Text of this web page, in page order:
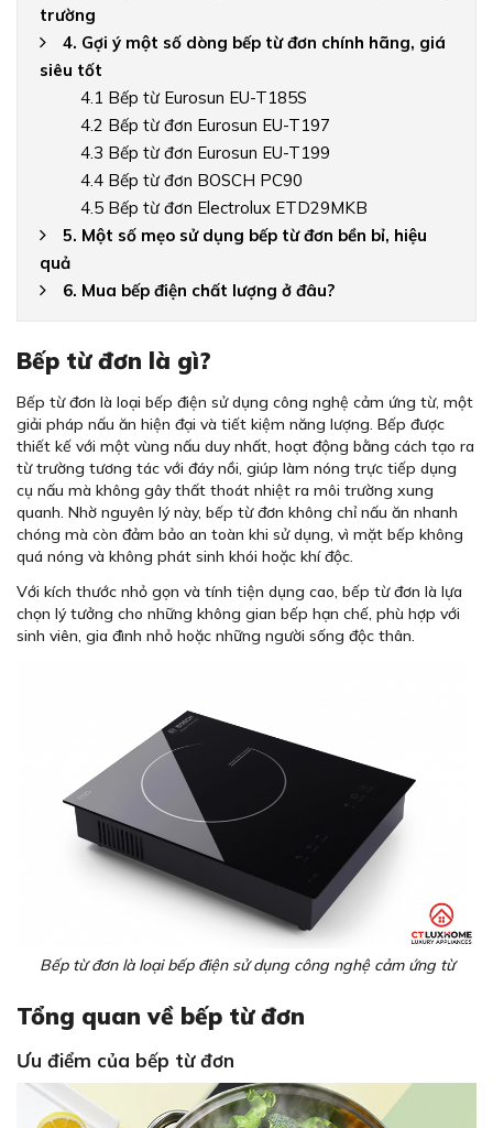
trường
4. Gợi ý một số dòng bếp từ đơn chính hãng, giá
siêu tốt
4.1 Bếp từ Eurosun EU-T185S
4.2 Bếp từ đơn Eurosun EU-T197
4.3 Bếp từ đơn Eurosun EU-T199
4.4 Bếp từ đơn BOSCH PC90
4.5 Bếp từ đơn Electrolux ETD29MKB
5. Một số mẹo sử dụng bếp từ đơn bền bỉ, hiệu
quả
6. Mua bếp điện chất lượng ở đâu?
Bếp từ đơn là gì?
Bếp từ đơn là loại bếp điện sử dụng công nghệ cảm ứng từ, một
giải pháp nấu ăn hiện đại và tiết kiệm năng lượng. Bếp được
thiết kế với một vùng nấu duy nhất, hoạt động bằng cách tạo ra
từ trường tương tác với đáy nồi, giúp làm nóng trực tiếp dụng
cụ nấu mà không gây thất thoát nhiệt ra môi trường xung
quanh. Nhờ nguyên lý này, bếp từ đơn không chỉ nấu ăn nhanh
chóng mà còn đảm bảo an toàn khi sử dụng, vì mặt bếp không
quá nóng và không phát sinh khói hoặc khí độc.
Với kích thước nhỏ gọn và tính tiện dụng cao, bếp từ đơn là lựa
chọn lý tưởng cho những không gian bếp hạn chế, phù hợp với
sinh viên, gia đình nhỏ hoặc những người sống độc thân.
Bếp từ đơn là loại bếp điện sử dụng công nghệ cảm ứng từ
Tổng quan về bếp từ đơn
Ưu điểm của bếp từ đơn